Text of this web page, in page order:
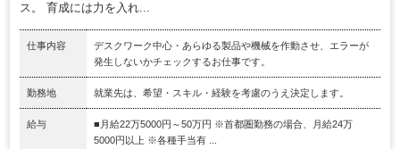
ス。 育成には力を入れ...
仕事内容
デスクワーク中心・あらゆる製品や機械を作動させ、エラーが
発生しないかチェックするお仕事です。
勤務地 就業先は、希望・スキル・経験を考慮のうえ決定します。
給与
■月給22万5000円～50万円 ※首都圏勤務の場合、月給24万
5000円以上 ※各種手当有 ...